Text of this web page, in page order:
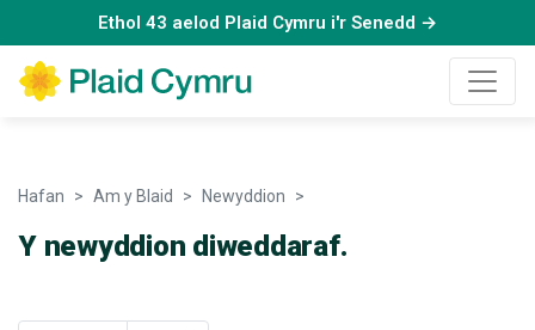
Ethol 43 aelod Plaid Cymru i'r Senedd →
Hafan Am y Blaid Newyddion
Y newyddion diweddaraf.